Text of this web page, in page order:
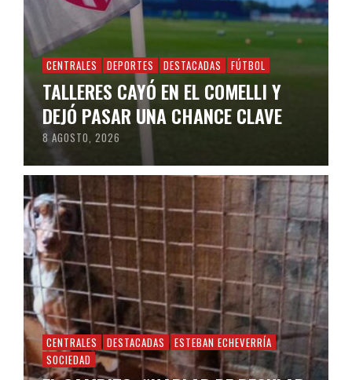
CENTRALES DEPORTES DESTACADAS FÚTBOL
TALLERES CAYÓ EN EL COMELLI Y
DEJÓ PASAR UNA CHANCE CLAVE
8 AGOSTO, 2026
CENTRALES DESTACADAS
ESTEBAN ECHEVERRÍA
SOCIEDAD